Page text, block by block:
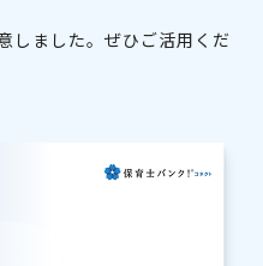
しました。ぜひご活用くだ